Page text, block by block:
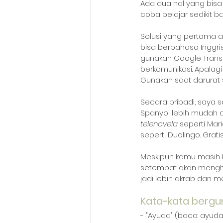
Ada dua hal yang
coba belajar sedikit
Solusi yang pertama
bisa berbahasa
gunakan Google
berkomunikasi.
Gunakan saat darurat
Secara pribadi, saya
Spanyol lebih mudah
telenovela seperti
seperti Duolingo.
Meskipun kamu
setempat akan
jadi lebih akrab dan
Kata-kata
- "Ayuda" (baca: